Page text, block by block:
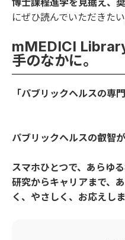
博士課程進学を見据え、
にぜひ読んでいただきたい
mMEDICI
手のなかに。
「パブリックヘルスの専
パブリックヘルスの叡智
スマホひとつで、あらゆる
研究からキャリアまで、
く、やさしく、お応えしま